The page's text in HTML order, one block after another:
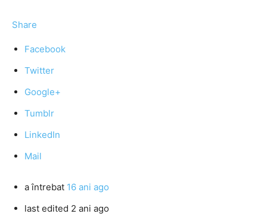
Share
Facebook
Twitter
Google+
Tumblr
LinkedIn
Mail
a întrebat 16 ani ago
last edited 2 ani ago